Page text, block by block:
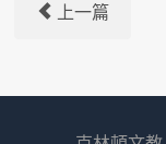
上一篇